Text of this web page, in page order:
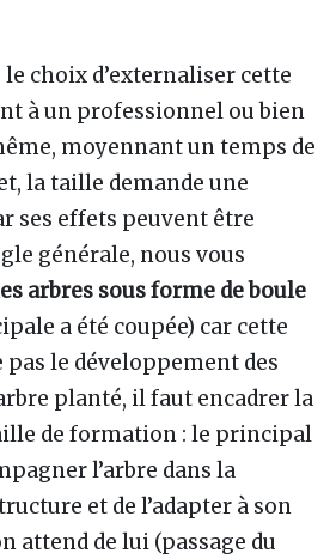
choix d’externaliser cette
à un professionnel ou bien
moyennant un temps de
la taille demande une
ses effets peuvent être
générale, nous vous
arbres sous forme de boule
a été coupée) car cette
le développement des
planté, il faut encadrer la
de formation : le principal
l’arbre dans la
et de l’adapter à son
attend de lui (passage du